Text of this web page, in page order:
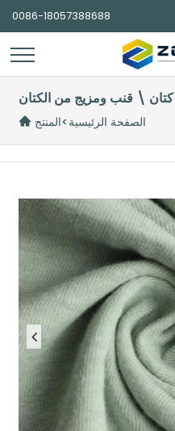
0086-18057388688
كتان \ قنب ومزيج من الكتان
الصفحة الرئيسية>المنتج